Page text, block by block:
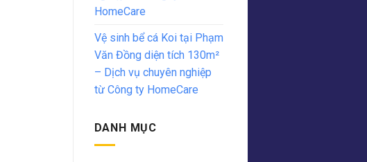
HomeCare
Vệ sinh bể cá Koi tại Phạm
Văn Đồng diện tích 130m²
– Dịch vụ chuyên nghiệp
từ Công ty HomeCare
DANH MỤC